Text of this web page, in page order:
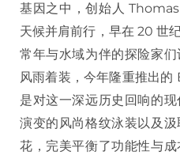
基因之中，创始人
天候并肩前行，早在 20 世
常年与水域为伴的探险家
风雨着装，今年隆重推出
是对这一深远历史回响的
演变的风尚格纹泳装以及
花，完美平衡了功能性与